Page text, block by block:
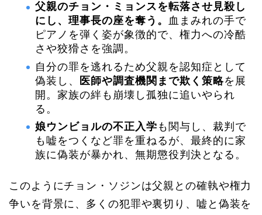
父親のチョン・ミョンスを転落させ見殺し
にし、理事長の座を奪う。 血まみれの手で
ピアノを弾く姿が象徴的で、権力への冷酷
さや狡猾さを強調。
自分の罪を逃れるため父親を認知症として
偽装し、
医師や調査機関まで欺く策略を展
開。家族の絆も崩壊し孤独に追いやられ
る。
娘ウンビョルの不正入学 も関与し、裁判で
も嘘をつくなど罪を重ねるが、最終的に家
族に偽装が暴かれ、無期懲役判決となる。
このようにチョン・ソジンは父親との確執や権力
争いを背景に、多くの犯罪や裏切り、嘘と偽装を